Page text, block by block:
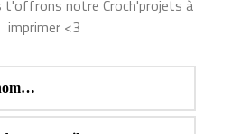
(10)
à crochets (26)
t'offrons notre Croch'projets à
imprimer <3